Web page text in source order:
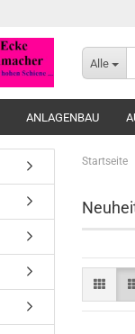
Alle
ANLAGENBAU
Startseite